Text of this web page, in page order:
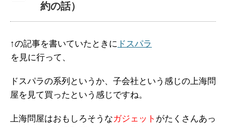
約の話）
↑の記事を書いていたときに ドスパラ
を見に行って、
ドスパラの系列というか、子会社という感じの上海問
屋を見て買ったという感じですね。
上海問屋はおもしろそうなガジェット がたくさんあっ